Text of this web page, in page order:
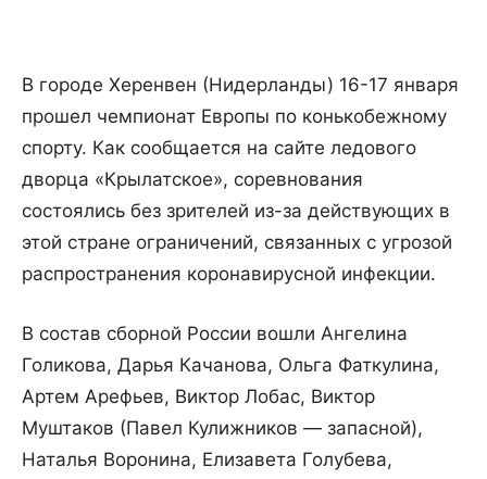
В городе Херенвен (Нидерланды) 16-17 января
прошел чемпионат Европы по конькобежному
спорту. Как сообщается на сайте ледового
дворца «Крылатское», соревнования
состоялись без зрителей из-за действующих в
этой стране ограничений, связанных с угрозой
распространения коронавирусной инфекции.
В состав сборной России вошли Ангелина
Голикова, Дарья Качанова, Ольга Фаткулина,
Артем Арефьев, Виктор Лобас, Виктор
Муштаков (Павел Кулижников — запасной),
Наталья Воронина, Елизавета Голубева,